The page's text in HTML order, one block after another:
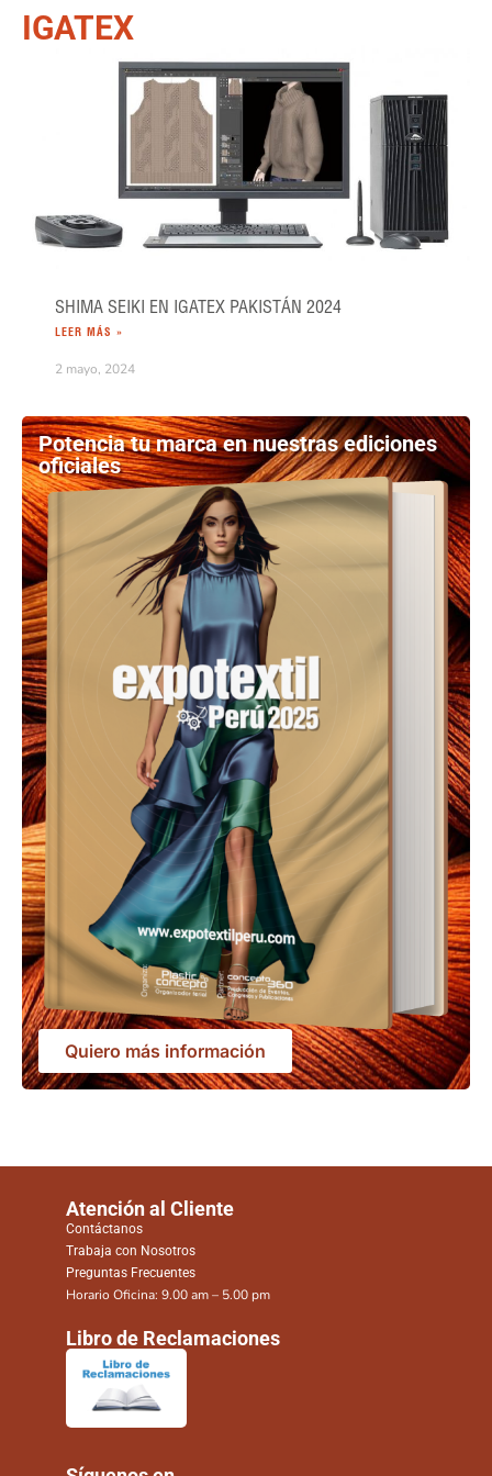
IGATEX
SHIMA SEIKI EN IGATEX PAKISTÁN 2024
LEER MÁS »
2 mayo, 2024
Potencia tu marca en nuestras ediciones
oficiales
Quiero más información
Atención al Cliente
Contáctanos
Trabaja con Nosotros
Preguntas Frecuentes
Horario Oficina: 9.00 am – 5.00 pm
Libro de Reclamaciones